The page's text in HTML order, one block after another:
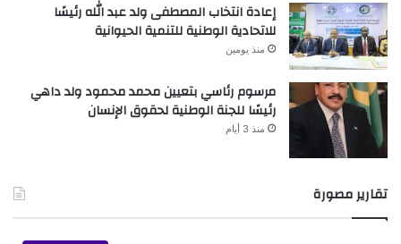
إعادة انتخاب المصطفى ولد عبد الله رئيسًا
للاتحادية الوطنية للتنمية الحيوانية
منذ يومين
مرسوم رئاسي بتعيين محمد محمود ولد داهي
رئيسًا للجنة الوطنية لحقوق الإنسان
منذ 3 أيام
تقارير مصورة